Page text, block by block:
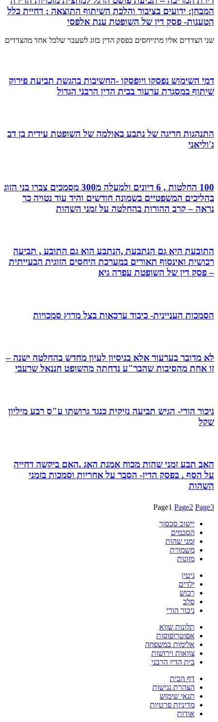
המבחן: ידועים בציבור והלכת השיתוף התוצאה : דחיית כלל
הטענות- פסק דין של השופטת ענת אלפסי
שני הצדדים אליו מתייחסים בפסק הדין בזוג לשעבר שלכל אחד מהצדדים
דמי השימוש נפסקו ויופסקו -החשיבות בהגשת תביעת פירוק
שיתוף במסגרת ערעור בבית הדין הרבני הגדול
התנהגות חריגה של נתבע באולמה של השופטת עידית בן דב
ג'וליאני
100 החלטות , 6 דיונים ולמעלה מ300 מסמכים צברו בני הזוג
בהליכים המשפטיים בשמונה חודשים והיד עוד נטויה כך
נראה – קרב ההורות בהחלטה על זמני השהות
התובעת היא גם הנתבעת ,הנתבע הוא גם התובע , תביעה
רכושית ואינסוף תאורים במערכת היחסים הזוגית הבעייתית
– פסק דין של השופטת עפרה גיא
הסמכות העניינית- כיבוד ערכאות בצל מרוץ סמכויות
לא מדובר בערעור אלא בניסיון לעיון מחדש בהחלטה ישנה –
זו אחת מהסיבות שהבר"ע נדחתה מהשופט חננאל שרעבי
ניכור הורי- הגיש תביעה נזיקית כנגד גרושתו ע"ס רבע מיליון
שקל
האב תבע זמני שהות מכוח אמנת האג .האם ביקשה דחייה
על הסף . בפסק הדין- הסבר על אחריות וסמכות בזמני
השהות
Page1 Page2 Page3
יישוב סכסוך
הסכמים
זמני שהות
משמורת
מזונות
גיטין
ילדים
רכוש
סלב
ניכור הורי
תלונות שווא
אפוטרופוסות
אלימות במשפחה
צוואות וירושות
בית הדין הרבני
דף הבית
הצהרת נגישות
תנאי שימוש
מדיניות פרטיות
אודות